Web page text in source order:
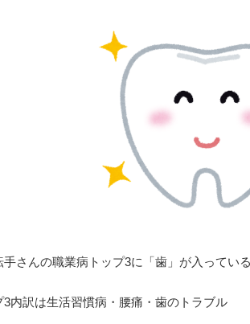
さんの職業病トップ3に「歯」が入ってい
3内訳は生活習慣病・腰痛・歯のトラブル